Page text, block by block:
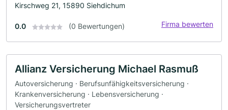
Kirschweg 21, 15890 Siehdichum
0.0 (0 Bewertungen) Firma bewerten
Allianz Versicherung Michael Rasmuß
Autoversicherung · Berufsunfähigkeitsversicherung ·
Krankenversicherung · Lebensversicherung ·
Versicherungsvertreter